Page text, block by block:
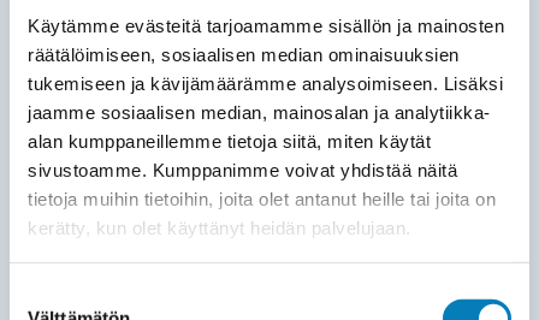
Käytämme evästeitä tarjoamamme sisällön ja mainosten
räätälöimiseen, sosiaalisen median ominaisuuksien
tukemiseen ja kävijämäärämme analysoimiseen. Lisäksi
jaamme sosiaalisen median, mainosalan ja analytiikka-
alan kumppaneillemme tietoja siitä, miten käytät
sivustoamme. Kumppanimme voivat yhdistää näitä
tietoja muihin tietoihin, joita olet antanut heille tai joita on
kerätty, kun olet käyttänyt heidän palvelujaan.
varmistamme, että kaikki läpiviennit ja
kytkennät tehdään siististi ja
huolellisesti.
6 KÄYTTÖÖNOTTO ja opastus
Lämpöpumppu kytketään rakennuksen